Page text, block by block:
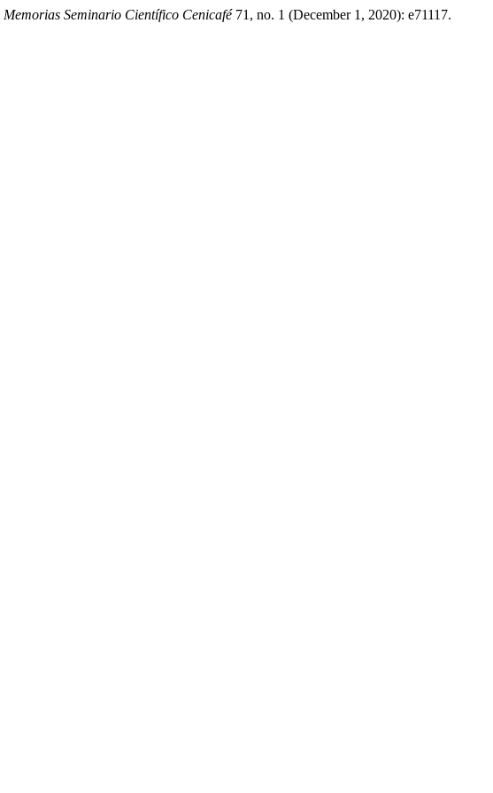
Memorias Seminario Científico Cenicafé71, no. 1 (December 1, 2020): e71117.